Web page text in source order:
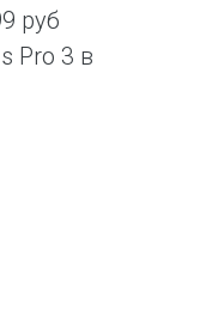
руб
Pro 3 в